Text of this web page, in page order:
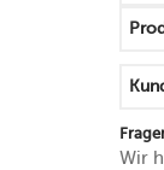
Wir